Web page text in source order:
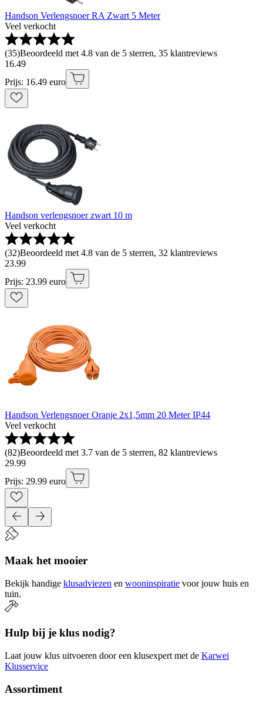
Handson Verlengsnoer RA Zwart 5 Meter
Veel verkocht
(35)Beoordeeld met 4.8 van de 5 sterren, 35 klantreviews
16.49
Prijs: 16.49 euro
Handson verlengsnoer zwart 10 m
Veel verkocht
(32)Beoordeeld met 4.8 van de 5 sterren, 32 klantreviews
23.99
Prijs: 23.99 euro
Handson Verlengsnoer Oranje 2x1,5mm 20 Meter IP44
Veel verkocht
(82)Beoordeeld met 3.7 van de 5 sterren, 82 klantreviews
29.99
Prijs: 29.99 euro
Maak het mooier
Bekijk handige klusadviezen en wooninspiratie voor jouw huis en
tuin.
Hulp bij je klus nodig?
Laat jouw klus uitvoeren door een klusexpert met de Karwei
Klusservice
Assortiment